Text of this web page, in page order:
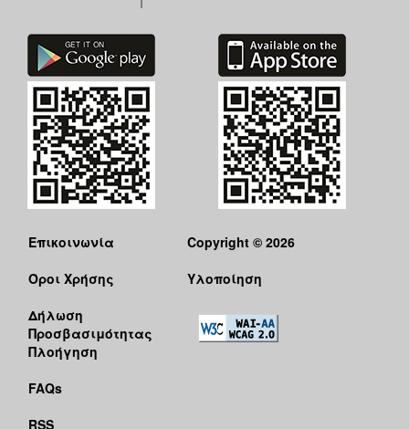
ΑΝΘΕΚΤΙΚΗ
Επικοινωνία
Όροι Χρήσης
Δήλωση
Προσβασιμότητας
Πλοήγηση
FAQs
RSS
Copyright © 2026
Υλοποίηση